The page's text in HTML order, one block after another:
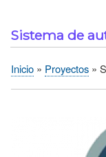
Sistema de
Sobrescribir
Inicio Proyectos